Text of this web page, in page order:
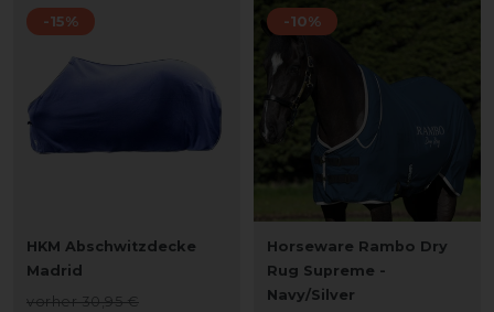
-15%
HKM Abschwitzdecke
Madrid
vorher 30,95 €
-10%
Horseware Rambo Dry
Rug Supreme -
Navy/Silver